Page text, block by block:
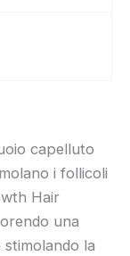
capelluto
i follicoli
Hair
una
stimolando la